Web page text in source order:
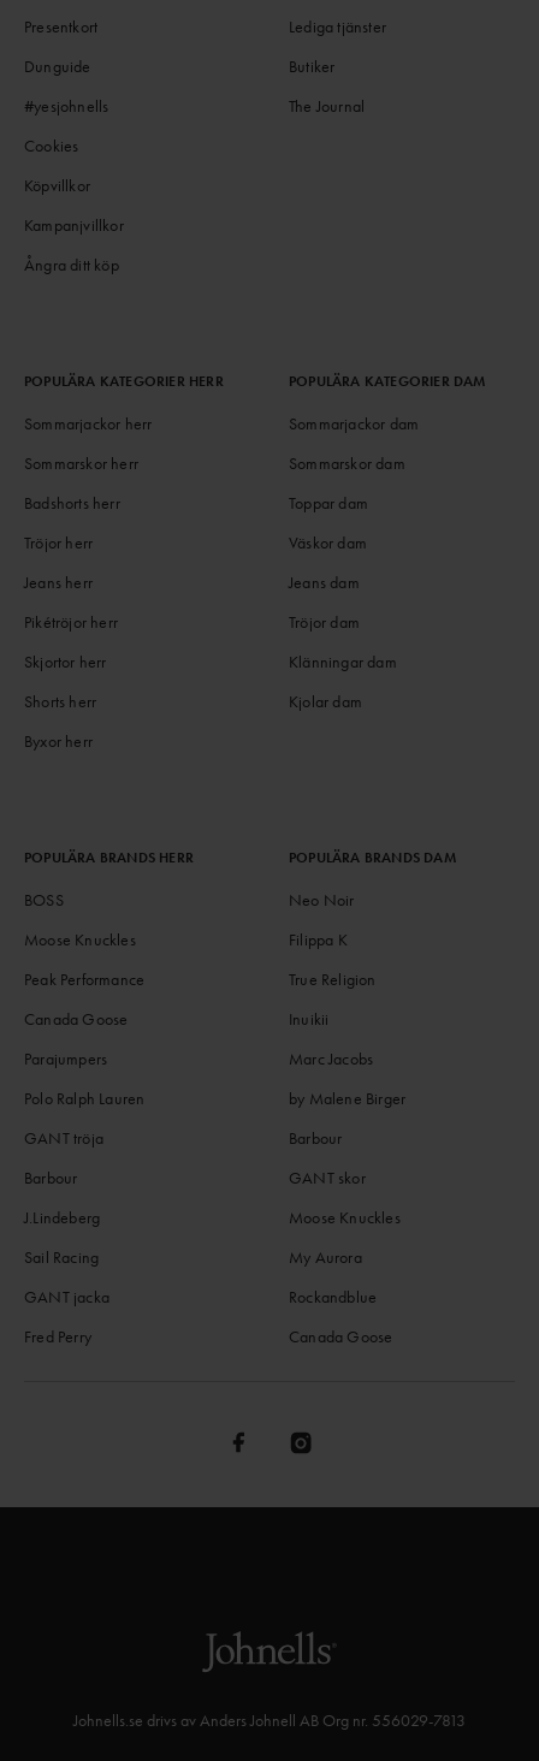
Presentkort
Dunguide
#yesjohnells
Cookies
Köpvillkor
Kampanjvillkor
Ångra ditt köp
Lediga tjänster
Butiker
The Journal
POPULÄRA KATEGORIER HERR
Sommarjackor herr
Sommarskor herr
Badshorts herr
Tröjor herr
Jeans herr
Pikétröjor herr
Skjortor herr
Shorts herr
Byxor herr
POPULÄRA KATEGORIER DAM
Sommarjackor dam
Sommarskor dam
Toppar dam
Väskor dam
Jeans dam
Tröjor dam
Klänningar dam
Kjolar dam
POPULÄRA BRANDS HERR
BOSS
Moose Knuckles
Peak Performance
Canada Goose
Parajumpers
Polo Ralph Lauren
GANT tröja
Barbour
J.Lindeberg
Sail Racing
GANT jacka
Fred Perry
POPULÄRA BRANDS DAM
Neo Noir
Filippa K
True Religion
Inuikii
Marc Jacobs
by Malene Birger
Barbour
GANT skor
Moose Knuckles
My Aurora
Rockandblue
Canada Goose
Johnells.se drivs av Anders Johnell AB Org nr. 556029-7813